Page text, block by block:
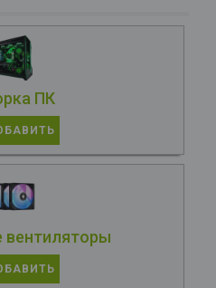
ПК
вентиляторы